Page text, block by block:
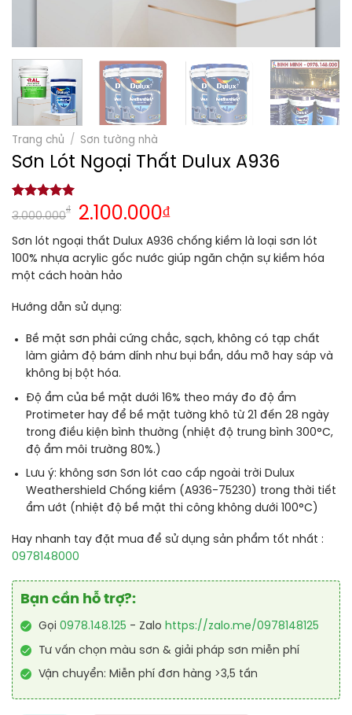
Trang chủ / Sơn tường nhà
Sơn Lót Ngoại Thất Dulux A936
5.00 trên 5
dựa trên
1
đánh giá
3.000.000
₫ 2.100.000₫
Sơn lót ngoại thất Dulux A936 chống kiềm là loại sơn lót
100% nhựa acrylic gốc nước giúp ngăn chặn sự kiềm hóa
một cách hoàn hảo
Hướng dẫn sử dụng:
Bề mặt sơn phải cứng chắc, sạch, không có tạp chất
làm giảm độ bám dính như bụi bẩn, dầu mỡ hay sáp và
không bị bột hóa.
Độ ẩm của bề mặt dưới 16% theo máy đo độ ẩm
Protimeter hay để bề mặt tường khô từ 21 đến 28 ngày
trong điều kiện bình thường (nhiệt độ trung bình 300°C,
độ ẩm môi trường 80%.)
Lưu ý: không sơn Sơn lót cao cấp ngoài trời Dulux
Weathershield Chống kiềm (A936-75230) trong thời tiết
ẩm ướt (nhiệt độ bề mặt thi công không dưới 100°C )
Hay nhanh tay đặt mua để sử dụng sản phẩm tốt nhất :
0978148000
Bạn cần hỗ trợ?:
Gọi 0978.148.125 - Zalo https://zalo.me/0978148125
Tư vấn chọn màu sơn & giải pháp sơn miễn phí
Vận chuyển: Miễn phí đơn hàng >3,5 tấn